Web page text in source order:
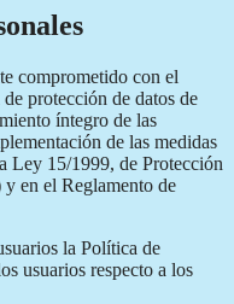
comprometido con el
protección de datos de
íntegro de las
de las medidas
Ley 15/1999, de Protección
en el Reglamento de
la Política de
usuarios respecto a los